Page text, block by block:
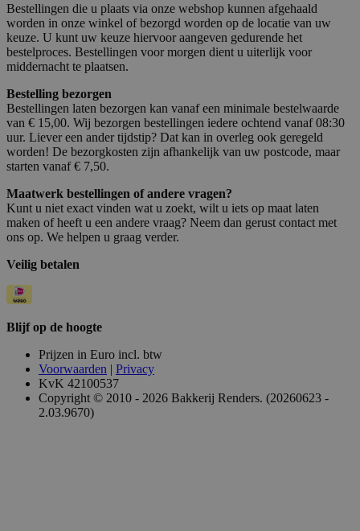
Bestellingen die u plaats via onze webshop kunnen afgehaald
worden in onze winkel of bezorgd worden op de locatie van uw
keuze. U kunt uw keuze hiervoor aangeven gedurende het
bestelproces. Bestellingen voor morgen dient u uiterlijk voor
middernacht te plaatsen.
Bestelling bezorgen
Bestellingen laten bezorgen kan vanaf een minimale bestelwaarde
van € 15,00. Wij bezorgen bestellingen iedere ochtend vanaf 08:30
uur. Liever een ander tijdstip? Dat kan in overleg ook geregeld
worden! De bezorgkosten zijn afhankelijk van uw postcode, maar
starten vanaf € 7,50.
Maatwerk bestellingen of andere vragen?
Kunt u niet exact vinden wat u zoekt, wilt u iets op maat laten
maken of heeft u een andere vraag? Neem dan gerust contact met
ons op. We helpen u graag verder.
Veilig betalen
Blijf op de hoogte
Prijzen in Euro incl. btw
Voorwaarden | Privacy
KvK 42100537
Copyright © 2010 - 2026 Bakkerij Renders. (20260623 -
2.03.9670)